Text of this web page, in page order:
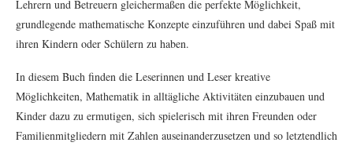
Lehrern und Betreuern gleichermaßen die perfekte Möglichkeit,
grundlegende mathematische Konzepte einzuführen und dabei Spaß mit
ihren Kindern oder Schülern zu haben.
In diesem Buch finden die Leserinnen und Leser kreative
Möglichkeiten, Mathematik in alltägliche Aktivitäten einzubauen und
Kinder dazu zu ermutigen, sich spielerisch mit ihren Freunden oder
Familienmitgliedern mit Zahlen auseinanderzusetzen und so letztendlich